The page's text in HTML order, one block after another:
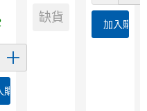
物車
缺貨 加入購物